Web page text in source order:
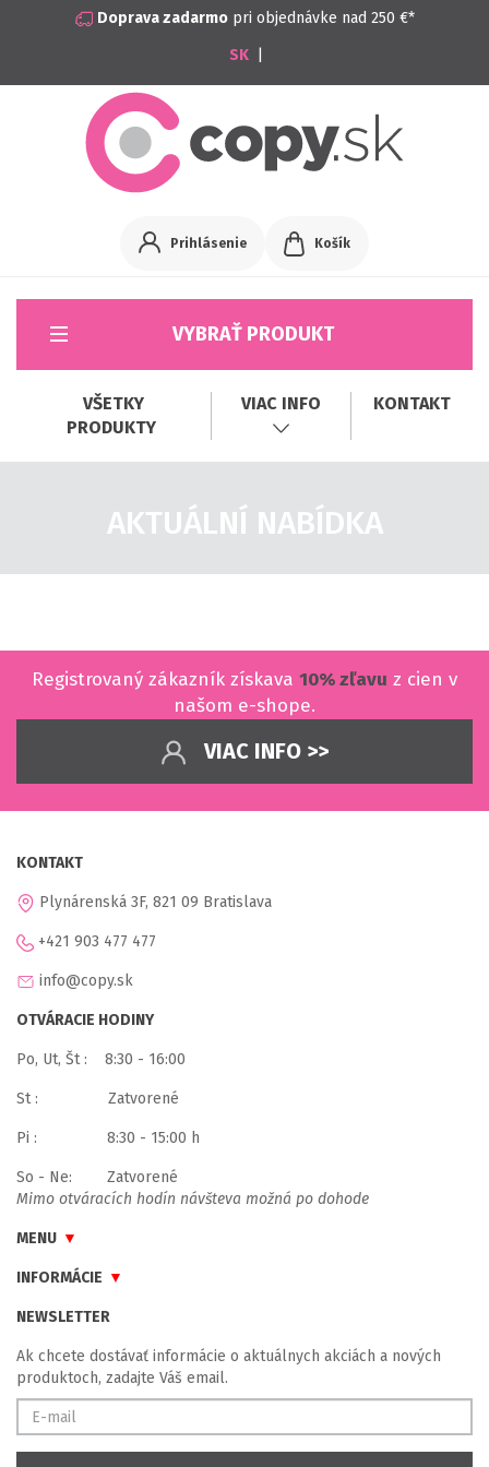
Doprava zadarmopri objednávke nad 250 €*
Prihlásenie Košík
VYBRAŤ PRODUKT
VŠETKY
PRODUKTY
VIAC INFO KONTAKT
AKTUÁLNÍ NABÍDKA
Registrovaný zákazník získava 10% zľavu z cien v
našom e-shope.
VIAC INFO >>
KONTAKT
Plynárenská 3F, 821 09 Bratislava
+421 903 477 477
info@copy.sk
OTVÁRACIE HODINY
Po, Ut, Št : 8:30 - 16:00
St : Zatvorené
Pi : 8:30 - 15:00 h
So - Ne: Zatvorené
Mimo otváracích hodín návšteva možná po dohode
MENU
INFORMÁCIE
NEWSLETTER
Ak chcete dostávať informácie o aktuálnych akciách a nových
produktoch, zadajte Váš email.